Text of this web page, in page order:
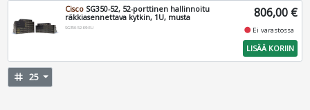
Cisco SG350-52, 52-porttinen hallinnoitu
räkkiasennettava kytkin, 1U, musta
SG350-52-K9-EU
806,00 €
fiber_manual_record Ei varastossa
LISÄÄ KORIIN
tag 25